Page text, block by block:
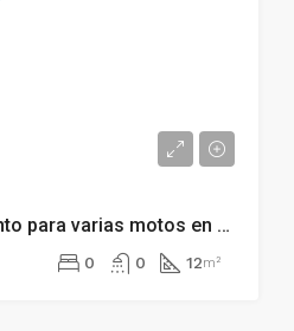
Plaza de aparcamiento para varias motos en Tarragona centro – 011.02255
0 0 12m²